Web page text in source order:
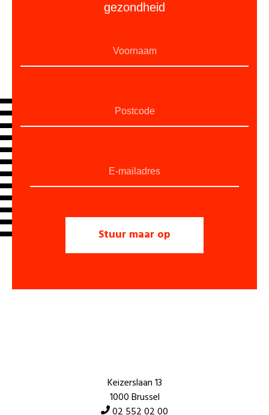
gezondheid
Keizerslaan 13
1000 Brussel